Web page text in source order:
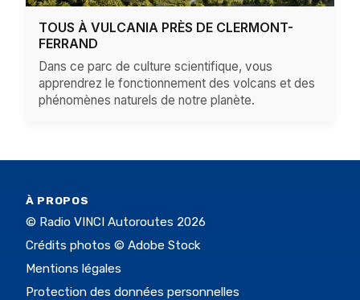
TOUS À VULCANIA PRÈS DE CLERMONT-
FERRAND
Dans ce parc de culture scientifique, vous
apprendrez le fonctionnement des volcans et des
phénomènes naturels de notre planète.
À PROPOS
© Radio VINCI Autoroutes 2026
Crédits photos © Adobe Stock
Mentions légales
Protection des données personnelles